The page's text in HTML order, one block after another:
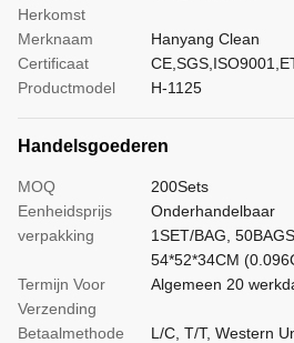
Herkomst
Merknaam
Hanyang Clean
Certificaat
Productmodel
H-1125
Handelsgoederen
MOQ
200Sets
Eenheidsprijs
Onderhandelbaar
verpakking
1SET/BAG,
54*52*34CM
Termijn Voor
Verzending
Algemeen 20
Betaalmethode
L/C, T/T, Western